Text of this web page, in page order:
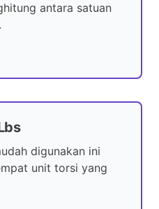
antara satuan
digunakan ini
unit torsi yang